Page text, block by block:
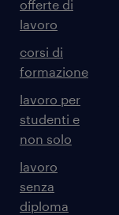
offerte di
lavoro
corsi di
formazione
lavoro per
studenti e
non solo
lavoro
senza
diploma